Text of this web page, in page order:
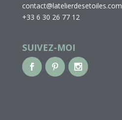
contact@latelierdesetoiles.com
+33 6 30 26 77 12
SUIVEZ-MOI